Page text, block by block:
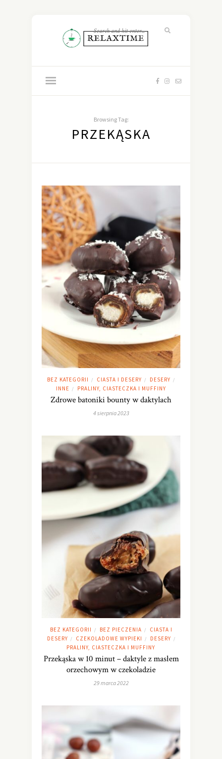
Browsing Tag:
PRZEKĄSKA
BEZ KATEGORII / CIASTA I DESERY / DESERY /
INNE / PRALINY, CIASTECZKA I MUFFINY
Zdrowe batoniki bounty w daktylach
4 sierpnia 2023
BEZ KATEGORII / BEZ PIECZENIA /
CIASTA I
DESERY / CZEKOLADOWE WYPIEKI / DESERY /
PRALINY, CIASTECZKA I MUFFINY
Przekąska w 10 minut – daktyle z masłem
orzechowym w czekoladzie
29 marca 2022